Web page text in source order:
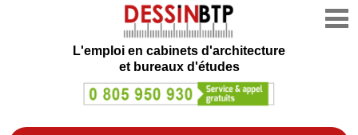
L'emploi en cabinets d'architecture
et bureaux d'études